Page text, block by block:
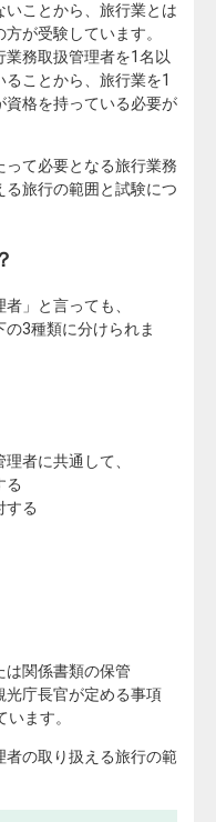
ことから、旅行業とは
が受験しています。
務取扱管理者を1名以
ることから、旅行業を1
資格を持っている必要が
て必要となる旅行業務
旅行の範囲と試験につ
」と言っても、
3種類に分けられま
者に共通して、
る
する
は関係書類の保管
光庁長官が定める事項
ます。
の取り扱える旅行の範